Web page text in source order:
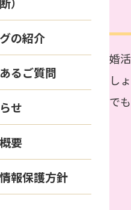
婚
し
で
の紹介
るご質問
せ
要
報保護方針